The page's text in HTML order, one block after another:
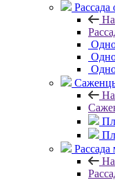
Рассада
Рассада